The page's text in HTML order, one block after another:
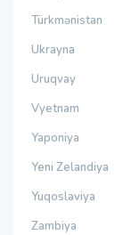
Türkmənistan
Ukrayna
Uruqvay
Vyetnam
Yaponiya
Yeni Zelandiya
Yuqoslaviya
Zambiya